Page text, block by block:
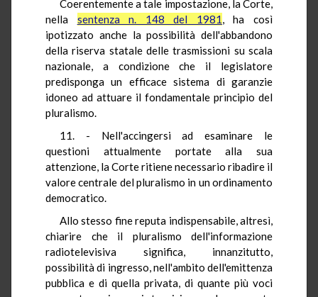
Coerentemente a tale impostazione, la Corte,
nella sentenza n. 148 del 1981, ha così
ipotizzato anche la possibilità dell'abbandono
della riserva statale delle trasmissioni su scala
nazionale, a condizione che il legislatore
predisponga un efficace sistema di garanzie
idoneo ad attuare il fondamentale principio del
pluralismo.
11. - Nell'accingersi ad esaminare le
questioni attualmente portate alla sua
attenzione, la Corte ritiene necessario ribadire il
valore centrale del pluralismo in un ordinamento
democratico.
Allo stesso fine reputa indispensabile, altresì,
chiarire che il pluralismo dell'informazione
radiotelevisiva significa, innanzitutto,
possibilità di ingresso, nell'ambito dell'emittenza
pubblica e di quella privata, di quante più voci